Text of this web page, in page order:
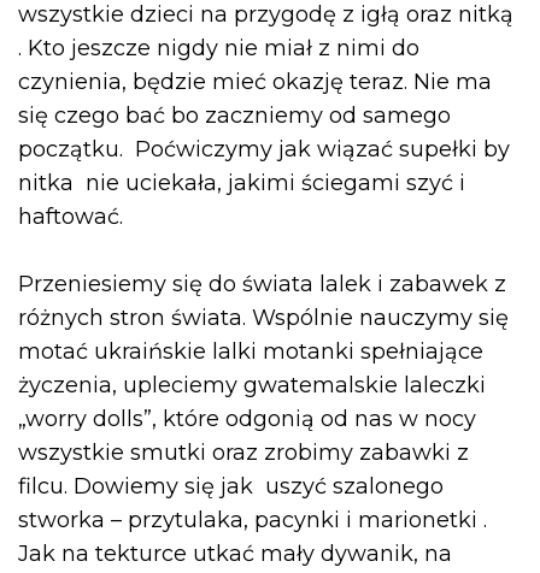
wszystkie dzieci na przygodę z igłą oraz nitką
. Kto jeszcze nigdy nie miał z nimi do
czynienia, będzie mieć okazję teraz. Nie ma
się czego bać bo zaczniemy od samego
początku. Poćwiczymy jak wiązać supełki by
nitka nie uciekała, jakimi ściegami szyć i
haftować.
Przeniesiemy się do świata lalek i zabawek z
różnych stron świata. Wspólnie nauczymy się
motać ukraińskie lalki motanki spełniające
życzenia, upleciemy gwatemalskie laleczki
„worry dolls”, które odgonią od nas w nocy
wszystkie smutki oraz zrobimy zabawki z
filcu. Dowiemy się jak uszyć szalonego
stworka – przytulaka, pacynki i marionetki .
Jak na tekturce utkać mały dywanik, na